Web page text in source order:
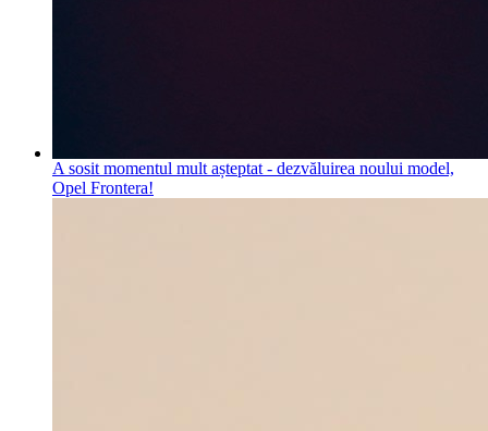
A sosit momentul mult așteptat - dezvăluirea noului model,
Opel Frontera!